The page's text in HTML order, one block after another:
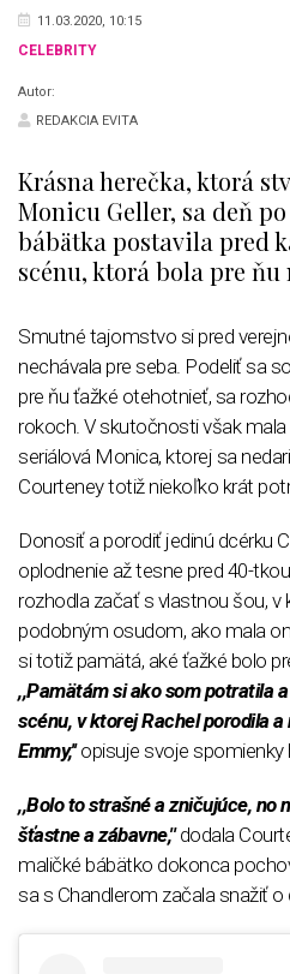
11.03.2020, 10:15
CELEBRITY
Autor:
REDAKCIA EVITA
Krásna herečka, ktorá
Monicu Geller, sa deň
bábätka postavila pred
scénu, ktorá bola pre ňu
Smutné tajomstvo si pred
nechávala pre seba. Podeliť sa
pre ňu ťažké otehotnieť, sa
rokoch. V skutočnosti však
seriálová Monica, ktorej sa
Courteney totiž niekoľko krát
Donosiť a porodiť jedinú dcérku
oplodnenie až tesne pred 40-
rozhodla začať s vlastnou šou,
podobným osudom, ako mala
si totiž pamätá, aké ťažké bolo
,,Pamätám si ako som potratila
scénu, v ktorej Rachel porodila
Emmy,'' opisuje svoje spomienky
,,Bolo to strašné a zničujúce, no
šťastne a zábavne,'' dodala
maličké bábätko dokonca
sa s Chandlerom začala snažiť o